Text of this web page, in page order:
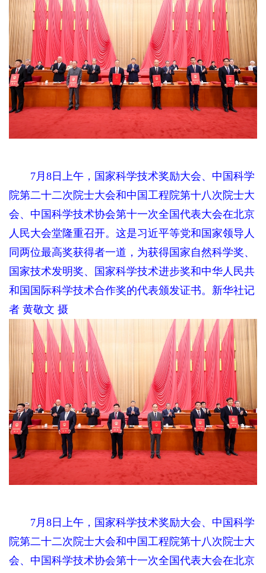
7月8日上午，国家科学技术奖励大会、中国科学
院第二十二次院士大会和中国工程院第十八次院士大
会、中国科学技术协会第十一次全国代表大会在北京
人民大会堂隆重召开。这是习近平等党和国家领导人
同两位最高奖获得者一道，为获得国家自然科学奖、
国家技术发明奖、国家科学技术进步奖和中华人民共
和国国际科学技术合作奖的代表颁发证书。新华社记
者 黄敬文 摄
7月8日上午，国家科学技术奖励大会、中国科学
院第二十二次院士大会和中国工程院第十八次院士大
会、中国科学技术协会第十一次全国代表大会在北京